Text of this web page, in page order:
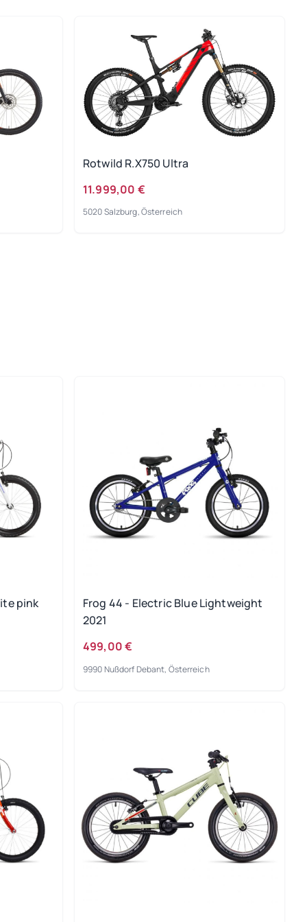
Rotwild R.X750 Ultra
11.999,00 €
5020 Salzburg, Österreich
pink
Frog 44 - Electric Blue Lightweight
2021
499,00 €
9990 Nußdorf Debant, Österreich